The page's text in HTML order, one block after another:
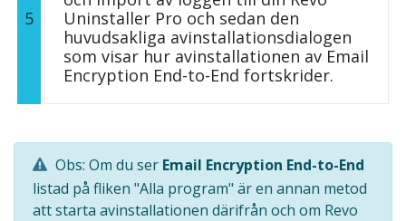
5
Uninstaller Pro och sedan den
huvudsakliga avinstallationsdialogen
som visar hur avinstallationen av Email
Encryption End-to-End fortskrider.
Obs: Om du ser Email Encryption End-to-End
listad på fliken "Alla program" är en annan metod
att starta avinstallationen därifrån och om Revo